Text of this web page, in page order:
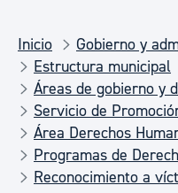
Inicio
Gobierno y
Estructura municipal
Áreas de gobierno y
Servicio de
Área Derechos
Programas de
Reconocimiento a